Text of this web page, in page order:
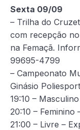
Sexta 09/09
– Trilha do
com recepção
na Femaçã.
99695-4799
– Campeonato
Ginásio
19:10 –
20:10 – Feminino
21:00 – Livre –